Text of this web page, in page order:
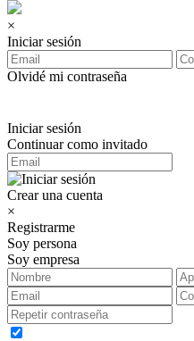
×
Iniciar sesión
Olvidé mi contraseña
Iniciar sesión
Continuar como invitado
Crear una cuenta
×
Registrarme
Soy persona
Soy empresa